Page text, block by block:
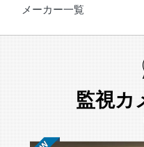
メーカー一覧
監視カ